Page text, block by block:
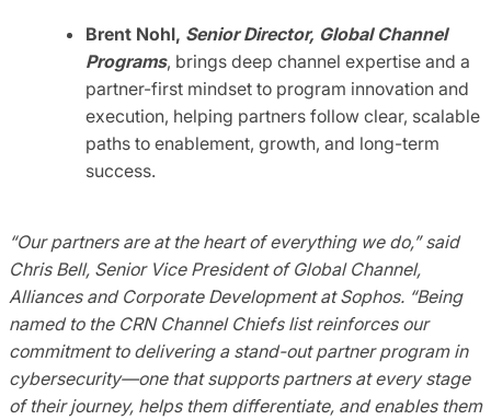
Brent Nohl, Senior Director, Global Channel
Programs, brings deep channel expertise and a
partner-first mindset to program innovation and
execution, helping partners follow clear, scalable
paths to enablement, growth, and long-term
success.
“Our partners are at the heart of everything we do,” said
Chris Bell, Senior Vice President of Global Channel,
Alliances and Corporate Development at Sophos. “Being
named to the CRN Channel Chiefs list reinforces our
commitment to delivering a stand-out partner program in
cybersecurity—one that supports partners at every stage
of their journey, helps them differentiate, and enables them